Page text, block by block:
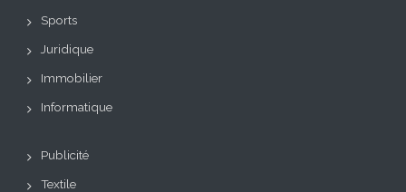
Sports
Juridique
Immobilier
Informatique
Publicité
Textile